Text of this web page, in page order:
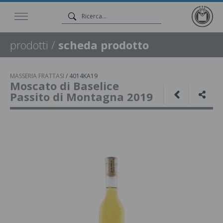
prodotti / scheda prodotto
MASSERIA FRATTASI / 4014KA19
Moscato di Baselice
Passito di Montagna 2019